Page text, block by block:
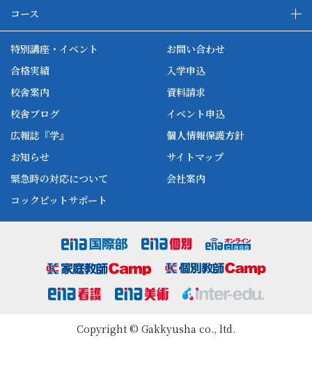
ena本部について
ena国立タワー竣工
ena-base
新開校
コース
特別講座・イベント
合格実績
校舎案内
校舎ブログ
広報誌『学』
お知らせ
緊急時の対応について
コックピットサポート
お問い合わせ
入学申込
資料請求
イベント申込
個人情報保護方針
サイトマップ
会社案内
Copyright © Gakkyusha co., ltd.